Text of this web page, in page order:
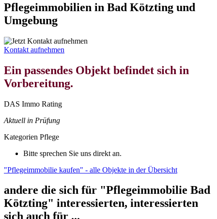
Pflegeimmobilien in Bad Kötzting und
Umgebung
Kontakt aufnehmen
Ein passendes Objekt befindet sich in
Vorbereitung.
DAS Immo Rating
Aktuell in Prüfung
Kategorien Pflege
Bitte sprechen Sie uns direkt an.
"Pflegeimmobilie kaufen" - alle Objekte in der Übersicht
andere die sich für "Pflegeimmobilie Bad
Kötzting" interessierten, interessierten
sich auch für ...